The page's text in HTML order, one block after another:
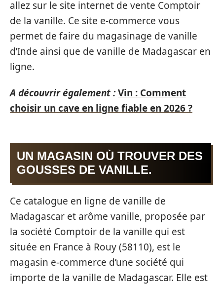
allez sur le site internet de vente Comptoir
de la vanille. Ce site e-commerce vous
permet de faire du magasinage de vanille
d’Inde ainsi que de vanille de Madagascar en
ligne.
A découvrir également :Vin : Comment
choisir un cave en ligne fiable en 2026 ?
UN MAGASIN OÙ TROUVER DES
GOUSSES DE VANILLE.
Ce catalogue en ligne de vanille de
Madagascar et arôme vanille, proposée par
la société Comptoir de la vanille qui est
située en France à Rouy (58110), est le
magasin e-commerce d’une société qui
importe de la vanille de Madagascar. Elle est